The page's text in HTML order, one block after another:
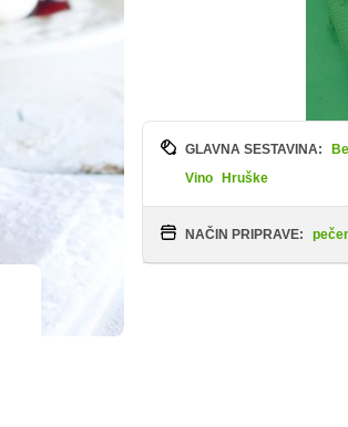
GLAVNA SESTAVINA:
Vino
Hruške
NAČIN PRIPRAVE: